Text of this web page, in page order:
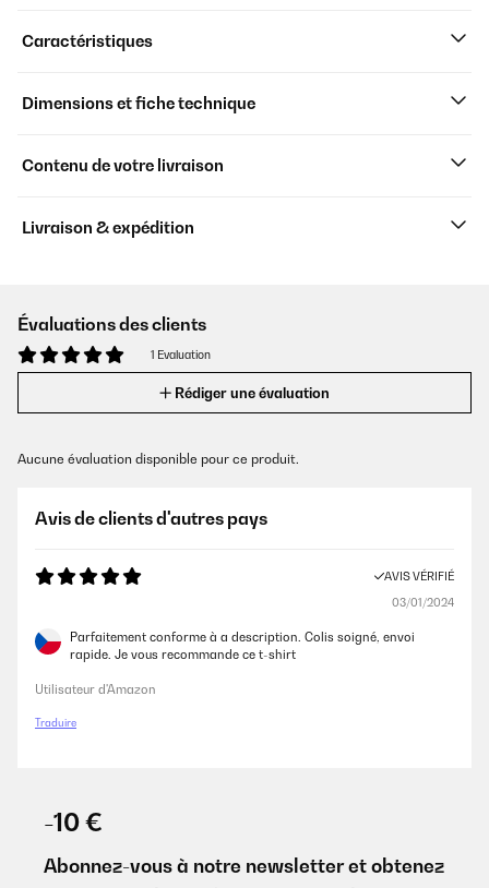
Caractéristiques
Dimensions et fiche technique
Contenu de votre livraison
Livraison & expédition
Évaluations des clients
1 Evaluation
Rédiger une évaluation
Aucune évaluation disponible pour ce produit.
Avis de clients d'autres pays
AVIS VÉRIFIÉ
03/01/2024
Parfaitement conforme à a description. Colis soigné, envoi
rapide. Je vous recommande ce t-shirt
Utilisateur d'Amazon
Traduire
-10 €
Abonnez-vous à notre newsletter et obtenez